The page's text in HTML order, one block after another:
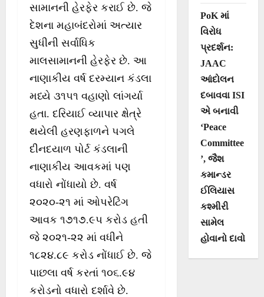
સામાનની હેરફેર કરાઈ છે. જે
દેશના મહાબંદરોમાં અત્યાર
સુધીની સર્વાધિક
માલસામાનની હેરફેર છે. આ
નાણાકીય વર્ષ દરમ્યાન કંડલા
મધ્યે ૩૧૫૧ વહાણો લાંગર્યા
હતા. દરિયાઈ વ્યાપાર ક્ષેત્રે
થયેલી હરણફાળને પગલે
દીનદયાળ પોર્ટ કંડલાની
નાણાકીય આવકમાં પણ
વધારો નોંધાયો છે. વર્ષ
૨૦૨૦-૨૧ માં ઓપરેટિંગ
આવક ૧૭૧૭.૯૫ કરોડ હતી
જે ૨૦૨૧-૨૨ માં વધીને
૧૮૨૪.૮૯ કરોડ નોંધાઈ છે. જે
પાછલા વર્ષ કરતાં ૧૦૬.૯૪
કરોડનો વધારો દર્શાવે છે.
PoK માં
વિરોધ
પ્રદર્શન:
JAAC
આંદોલન
દબાવવા ISI
એ બનાવી
‘Peace
Committee
’, જૈશ
કમાન્ડર
ઈલિયાસ
કશ્મીરી
સામેલ
હોવાનો દાવો